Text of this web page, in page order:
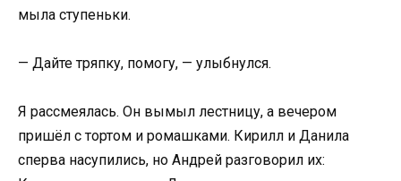
мыла ступеньки.
— Дайте тряпку, помогу, — улыбнулся.
Я рассмеялась. Он вымыл лестницу, а вечером
пришёл с тортом и ромашками. Кирилл и Данила
сперва насупились, но Андрей разговорил их: